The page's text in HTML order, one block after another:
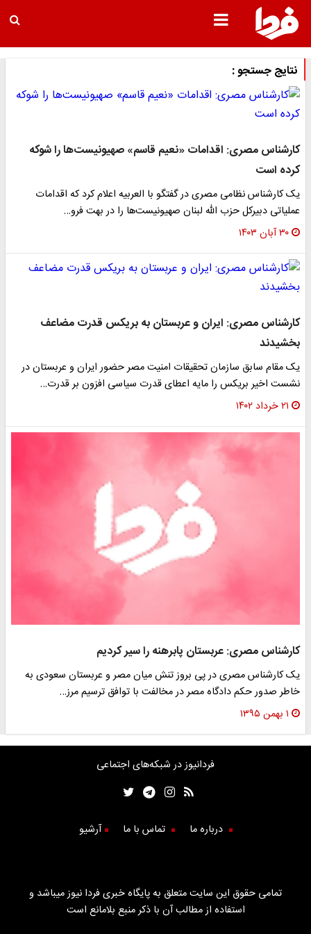
نتایج جستجو :
کارشناس مصری: اقدامات «نعیم قاسم» صهیونیست‌ها را شوکه
کرده است
یک کارشناس نظامی مصری در گفتگو با العربیه اعلام کرد که اقدامات
عملیاتی دبیرکل حزب الله لبنان صهیونیست‌ها را در بهت فرو…
۳۰ آبان ۱۴۰۳
کارشناس مصری: ایران و عربستان به بریکس قدرت مضاعف
بخشیدند
یک مقام سابق سازمان تحقیقات امنیت مصر حضور ایران و عربستان در
نشست اخیر بریکس را مایه اعطای قدرت سیاسی افزون بر قدرت…
۲۱ خرداد ۱۴۰۲
کارشناس مصری‌: عربستان پابرهنه را سیر کردیم
یک کارشناس مصری در پی بروز تنش میان مصر و عربستان سعودی به
خاطر صدور حکم دادگاه مصر در مخالفت با توافق ترسیم مرز…
۱ بهمن ۱۳۹۵
فردانیوز در شبکه‌های اجتماعی
درباره ما تماس با ما آرشیو
تمامی حقوق این سایت متعلق به پایگاه خبری فردا نیوز میباشد و
استفاده از مطالب آن با ذکر منبع بلامانع است